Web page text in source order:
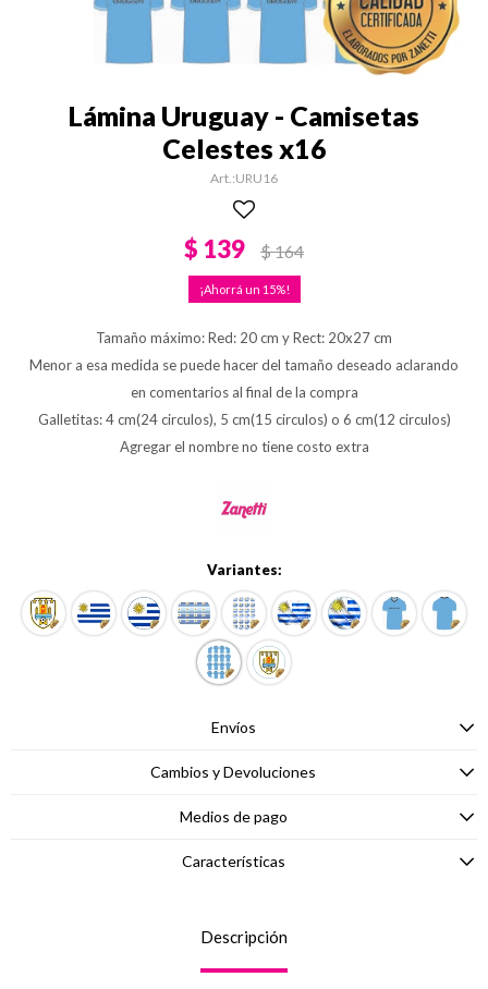
Lámina Uruguay - Camisetas
Celestes x16
URU16
$ 139 $164
15
Tamaño máximo: Red: 20 cm y Rect: 20x27 cm
Menor a esa medida se puede hacer del tamaño deseado aclarando
en comentarios al final de la compra
Galletitas: 4 cm(24 circulos), 5 cm(15 circulos) o 6 cm(12 circulos)
Agregar el nombre no tiene costo extra
Variantes:
Envíos
Cambios y Devoluciones
Medios de pago
Características
Descripción